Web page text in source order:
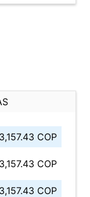
3,157.43 COP
3,157.43 COP
3,157.43 COP